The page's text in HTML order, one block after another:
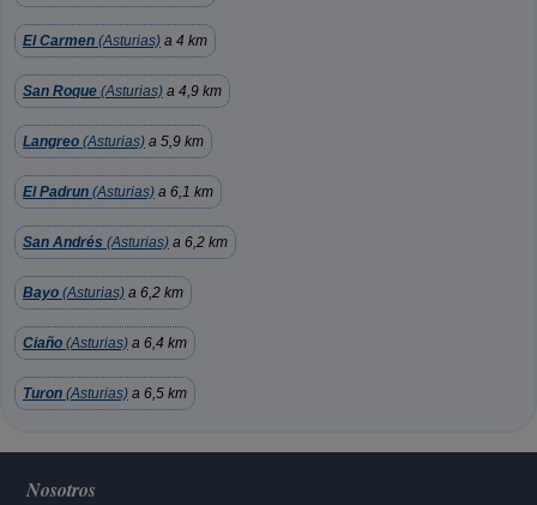
El Carmen (Asturias) a 4 km
San Roque (Asturias) a 4,9 km
Langreo (Asturias) a 5,9 km
El Padrun (Asturias) a 6,1 km
San Andrés (Asturias) a 6,2 km
Bayo (Asturias) a 6,2 km
Ciaño (Asturias) a 6,4 km
Turon (Asturias) a 6,5 km
Nosotros